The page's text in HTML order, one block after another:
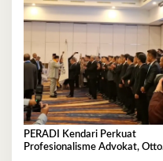
PERADI Kendari Perkuat
Profesionalisme Advokat, Otto